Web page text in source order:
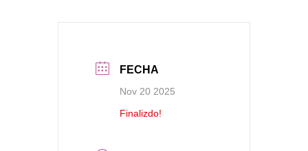
FECHA
Nov 20 2025
Finalizdo!